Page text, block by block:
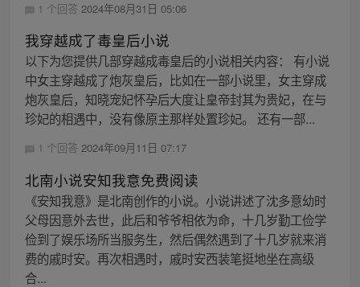
1 个回答 2024年08月31日 05:06
我穿越成了毒皇后小说
以下为您提供几部穿越成毒皇后的小说相关内容： 有小说
中女主穿越成了炮灰皇后，比如在一部小说里，女主穿成
炮灰皇后，知晓宠妃怀孕后大度让皇帝封其为贵妃，在与
珍妃的相遇中，没有像原主那样处置珍妃。 还有一部...
1 个回答 2024年09月11日 07:17
北南小说安知我意免费阅读
《安知我意》是北南创作的小说。小说讲述了沈多意幼时
父母因意外去世，此后和爷爷相依为命，十几岁勤工俭学
俭到了娱乐场所当服务生，然后偶然遇到了十几岁就来消
费的戚时安。再次相遇时，戚时安西装笔挺地坐在高级
合...